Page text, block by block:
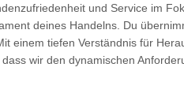
und Service im
deines Handelns. Du
einem tiefen Verständnis für
wir den dynamischen